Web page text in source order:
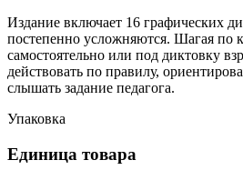
Издание включает 16 графических
постепенно усложняются. Шагая по
самостоятельно или под диктовку
действовать по правилу,
слышать задание педагога.
Упаковка
Единица товара